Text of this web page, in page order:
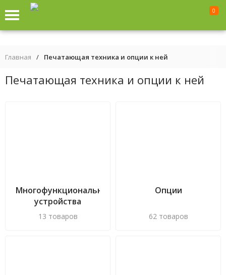
0
Главная / Печатающая техника и опции к ней
Печатающая техника и опции к ней
Многофункциональные
устройства
13 товаров
Опции
62 товаров